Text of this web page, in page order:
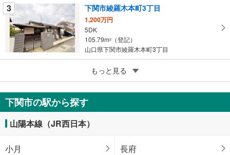
3 下関市綾羅木本町3丁目
1,200万円
5DK
105.79m2
（登記）
山口県下関市綾羅木本町3丁目
成約でもらえる
下関市大字永田郷
1,299万円
3LDK
111m
山口県下関市大字永田郷
もっと見る
下関市の駅から探す
山陽本線（JR西日本）
小月 長府